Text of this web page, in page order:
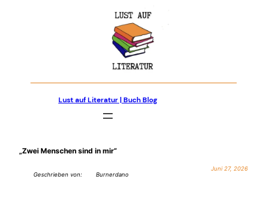
Lust auf Literatur | Buch Blog
„Zwei Menschen sind in mir“
Geschrieben von: Burnerdano
Juni 27, 2026